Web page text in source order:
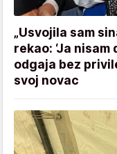
„Usvojila sam
rekao: ‘Ja nisam
odgaja bez
svoj novac